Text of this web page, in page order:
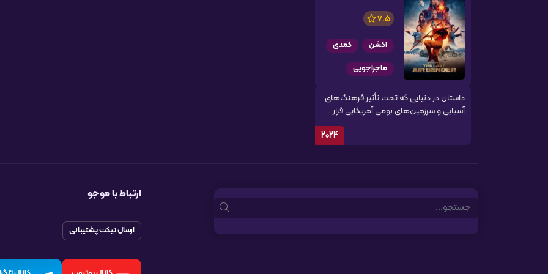
7.5
اکشن
کمدی
ماجراجویی
داستان در دنیایی که تحت تأثیر فرهنگ‌های
آسیایی و سرزمین‌های بومی آمریکایی قرار ...
2024
Search
ارتباط با موجو
ارسال تیکت پشتیبانی